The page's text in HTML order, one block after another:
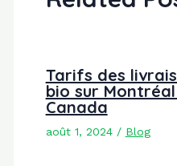
Tarifs des
bio sur Montréal
Canada
août 1, 2024 / Blog